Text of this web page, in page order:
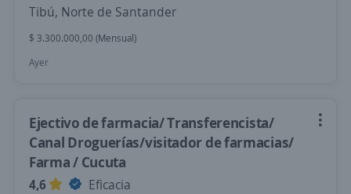
Tibú, Norte de Santander
$ 3.300.000,00 (Mensual)
Ayer
Ejectivo de farmacia/ Transferencista/
Canal Droguerías/visitador de farmacias/
Farma / Cucuta
4,6 Eficacia